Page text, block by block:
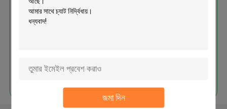
জমা দিন
বান্ধব পিভিসি শীট পিল কাস্টমাইজযোগ্য দৈর্ঘ্য
চালিয়ে